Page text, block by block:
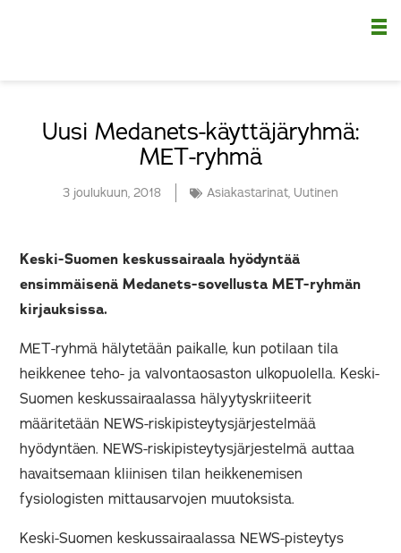
Uusi Medanets-käyttäjäryhmä:
MET-ryhmä
3 joulukuun, 2018 Asiakastarinat, Uutinen
Keski-Suomen keskussairaala hyödyntää
ensimmäisenä Medanets-sovellusta MET-ryhmän
kirjauksissa.
MET-ryhmä hälytetään paikalle, kun potilaan tila
heikkenee teho- ja valvontaosaston ulkopuolella. Keski-
Suomen keskussairaalassa hälyytyskriiteerit
määritetään NEWS-riskipisteytysjärjestelmää
hyödyntäen. NEWS-riskipisteytysjärjestelmä auttaa
havaitsemaan kliinisen tilan heikkenemisen
fysiologisten mittausarvojen muutoksista.
Keski-Suomen keskussairaalassa NEWS-pisteytys